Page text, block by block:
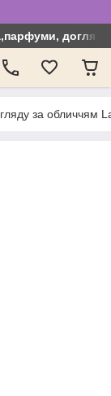
догляд
за обличчям